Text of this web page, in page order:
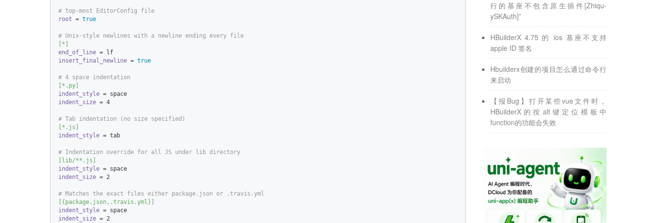
# top-most EditorConfig file
root = true
# Unix-style newlines with a newline ending every file
[*]
end_of_line
insert_final_newline = true
# 4 space indentation
[*.py]
indent_style
indent_size = 4
# Tab indentation (no size specified)
[*.js]
indent_style = tab
# Indentation override for all JS under lib directory
[lib/**.js]
indent_style
indent_size = 2
# Matches the exact files either package.json or .travis.yml
[{package.json,.travis.yml}]
indent_style
indent_size = 2
行的基座不包含原生插件[Zhiqu-
ySKAuth]”
HBuilderX 4.75 的 ios 基座不支持
apple ID 签名
Hbuilderx创建的项目怎么通过命令行
来启动
【报Bug】打开某些vue文件时，
HBuilderX的按alt键定位模板中
function的功能会失效